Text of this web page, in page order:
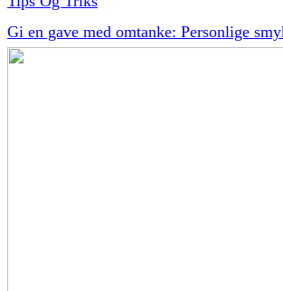
Gi en gave med omtanke: Personlige